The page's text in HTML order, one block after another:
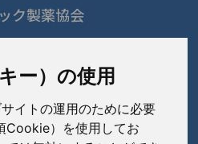
ー）の使用
イトの運用のために必要
Cookie）を使用してお
ク製薬協会
3241-2978